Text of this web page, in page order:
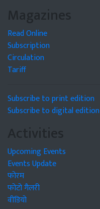
Magazines
Read Online
Subscription
Circulation
Tariff
Subscribe to print edition
Subscribe to digital edition
Activities
Upcoming Events
Events Update
फोरम
फोटो गैलरी
वीडियो